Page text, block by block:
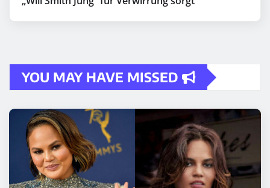
YOU MAY HAVE MISSED